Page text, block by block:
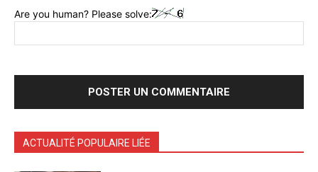
Are you human? Please solve:
ACTUALITÉ POPULAIRE LIÉE